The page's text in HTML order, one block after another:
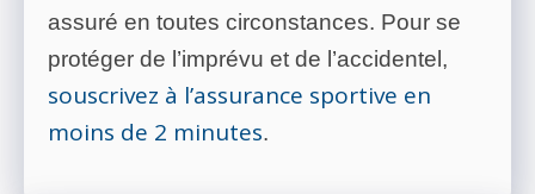
assuré en toutes circonstances. Pour se
protéger de l’imprévu et de l’accidentel,
souscrivez à l’assurance sportive en
moins de 2 minutes.